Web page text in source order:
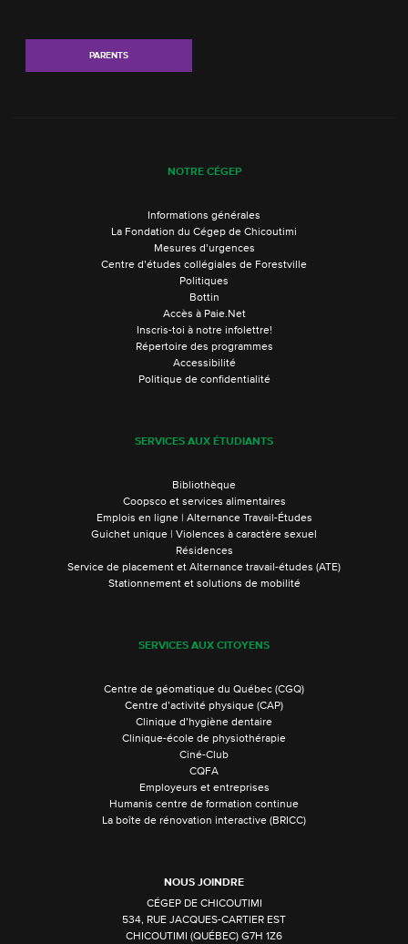
PARENTS
NOTRE CÉGEP
Informations générales
La Fondation du Cégep de Chicoutimi
Mesures d’urgences
Centre d’études collégiales de Forestville
Politiques
Bottin
Accès à Paie.Net
Inscris-toi à notre infolettre!
Répertoire des programmes
Accessibilité
Politique de confidentialité
SERVICES AUX ÉTUDIANTS
Bibliothèque
Coopsco et services alimentaires
Emplois en ligne | Alternance Travail-Études
Guichet unique | Violences à caractère sexuel
Résidences
Service de placement et Alternance travail-études (ATE)
Stationnement et solutions de mobilité
SERVICES AUX CITOYENS
Centre de géomatique du Québec (CGQ)
Centre d’activité physique (CAP)
Clinique d’hygiène dentaire
Clinique-école de physiothérapie
Ciné-Club
CQFA
Employeurs et entreprises
Humanis centre de formation continue
La boîte de rénovation interactive (BRICC)
NOUS JOINDRE
CÉGEP DE CHICOUTIMI
534, RUE JACQUES-CARTIER EST
CHICOUTIMI (QUÉBEC) G7H 1Z6